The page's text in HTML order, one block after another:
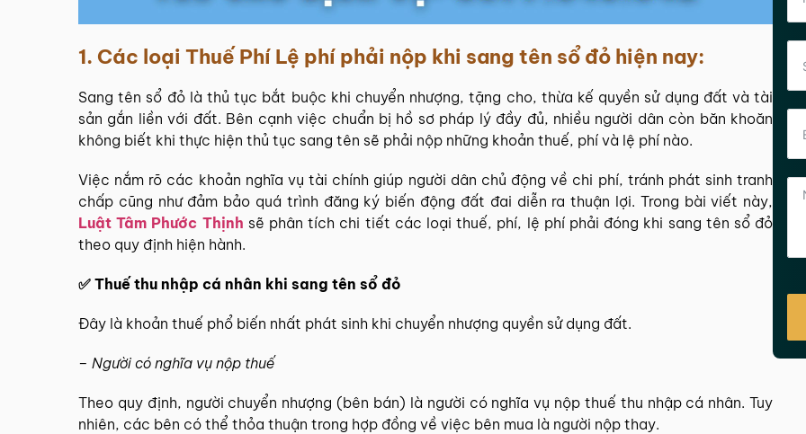
1. Các loại Thuế Phí Lệ phí phải nộp khi sang tên sổ đỏ hiện nay:
Sang tên sổ đỏ là thủ tục bắt buộc khi chuyển nhượng, tặng cho, thừa kế quyền sử dụng đất và tài
sản gắn liền với đất. Bên cạnh việc chuẩn bị hồ sơ pháp lý đầy đủ, nhiều người dân còn băn khoăn
không biết khi thực hiện thủ tục sang tên sẽ phải nộp những khoản thuế, phí và lệ phí nào.
Việc nắm rõ các khoản nghĩa vụ tài chính giúp người dân chủ động về chi phí, tránh phát sinh tranh
chấp cũng như đảm bảo quá trình đăng ký biến động đất đai diễn ra thuận lợi. Trong bài viết này,
Luật Tâm Phước Thịnh sẽ phân tích chi tiết các loại thuế, phí, lệ phí phải đóng khi sang tên sổ đỏ
theo quy định hiện hành.
✅ Thuế thu nhập cá nhân khi sang tên sổ đỏ
Đây là khoản thuế phổ biến nhất phát sinh khi chuyển nhượng quyền sử dụng đất.
– Người có nghĩa vụ nộp thuế
Theo quy định, người chuyển nhượng (bên bán) là người có nghĩa vụ nộp thuế thu nhập cá nhân. Tuy
nhiên, các bên có thể thỏa thuận trong hợp đồng về việc bên mua là người nộp thay.